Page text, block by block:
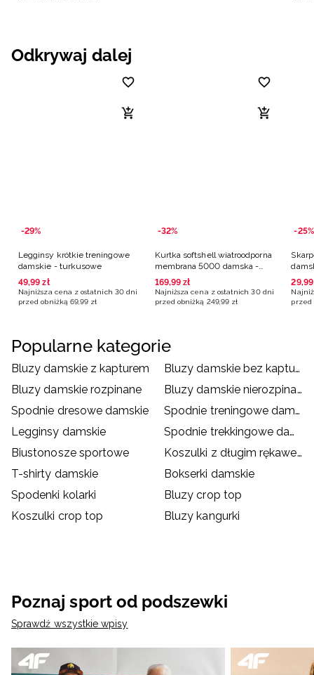
Odkrywaj dalej
-29%
Legginsy krótkie treningowe
damskie - turkusowe
49,99 zł
Najniższa cena z ostatnich 30 dni
przed obniżką 69,99 zł
-32%
Kurtka softshell wiatroodporna
membrana 5000 damska -
czarna
169,99 zł
Najniższa cena z ostatnich 30 dni
przed obniżką 249,99 zł
-25%
29,99
przed
Popularne kategorie
Bluzy damskie z kapturem
Bluzy damskie bez kaptura
Bluzy damskie rozpinane
Bluzy damskie nierozpinane
Spodnie dresowe damskie
Spodnie treningowe damskie
Legginsy damskie
Spodnie trekkingowe damskie
Biustonosze sportowe
Koszulki z długim rękawem damskie
T-shirty damskie
Bokserki damskie
Spodenki kolarki
Bluzy crop top
Koszulki crop top
Bluzy kangurki
Poznaj sport od podszewki
Sprawdź wszystkie wpisy